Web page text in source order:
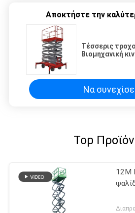
Αποκτήστε την
Τέσσερις
Βιομηχανική
Να
Top
12M